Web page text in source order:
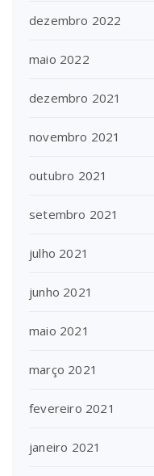
dezembro 2022
maio 2022
dezembro 2021
novembro 2021
outubro 2021
setembro 2021
julho 2021
junho 2021
maio 2021
março 2021
fevereiro 2021
janeiro 2021